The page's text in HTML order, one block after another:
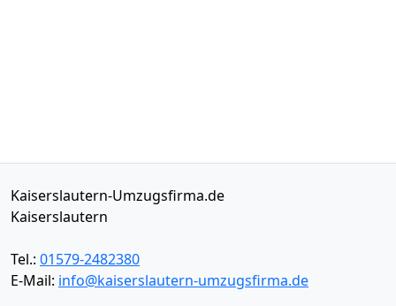
Kaiserslautern-Umzugsfirma.de
Kaiserslautern
Tel.: 01579-2482380
E-Mail: info@kaiserslautern-umzugsfirma.de